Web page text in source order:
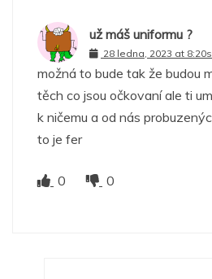
už máš uniformu ?
28 ledna, 2023 at 8:20s
možná to bude tak že budou
těch co jsou očkovaní ale ti
k ničemu a od nás
to je fer
0 0